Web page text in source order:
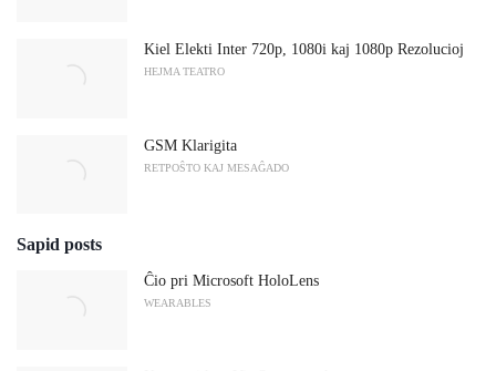
Kiel Elekti Inter 720p, 1080i kaj 1080p Rezolucioj
HEJMA TEATRO
GSM Klarigita
RETPOŜTO KAJ MESAĜADO
Sapid posts
Ĉio pri Microsoft HoloLens
WEARABLES